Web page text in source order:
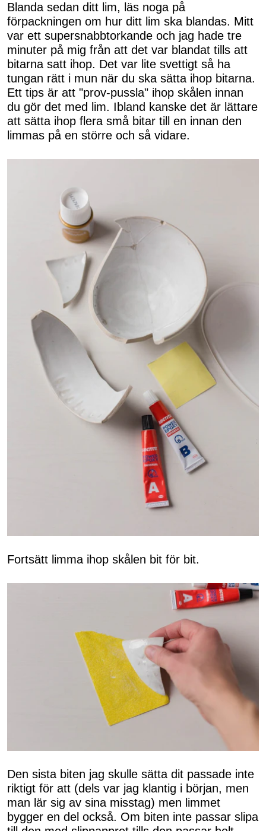
Blanda sedan ditt lim, läs noga på
förpackningen om hur ditt lim ska blandas. Mitt
var ett supersnabbtorkande och jag hade tre
minuter på mig från att det var blandat tills att
bitarna satt ihop. Det var lite svettigt så ha
tungan rätt i mun när du ska sätta ihop bitarna.
Ett tips är att "prov-pussla" ihop skålen innan
du gör det med lim. Ibland kanske det är lättare
att sätta ihop flera små bitar till en innan den
limmas på en större och så vidare.
Fortsätt limma ihop skålen bit för bit.
Den sista biten jag skulle sätta dit passade inte
riktigt för att (dels var jag klantig i början, men
man lär sig av sina misstag) men limmet
bygger en del också. Om biten inte passar slipa